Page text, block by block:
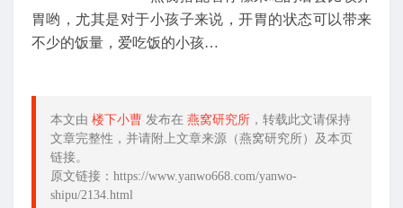
胃哟，尤其是对于小孩子来说，开胃的状态可以带来
不少的饭量，爱吃饭的小孩…
本文由 楼下小曹 发布在 燕窝研究所 ，转载此文请保持
文章完整性，并请附上文章来源（燕窝研究所）及本页
链接。
原文链接：https://www.yanwo668.com/yanwo-
shipu/2134.html